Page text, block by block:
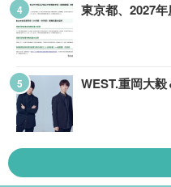
東京都、2027
WEST.重岡大